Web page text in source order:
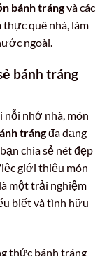
bánh trángvà các
quê nhà, làm
ngoài.
bánh tráng
nỗi nhớ nhà, món
trángđa dạng
chia sẻ nét đẹp
giới thiệu món
một trải nghiệm
biết và tình hữu
thức bánh tráng